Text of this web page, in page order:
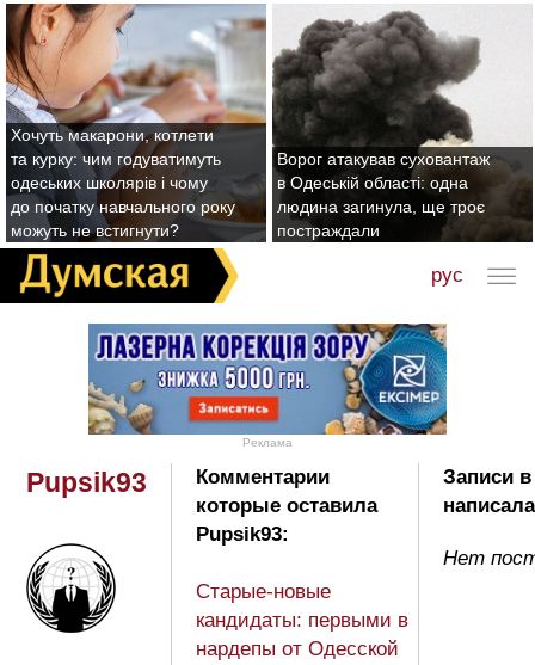
Хочуть макарони, котлети
та курку: чим годуватимуть
одеських школярів і чому
до початку навчального року
можуть не встигнути?
Ворог атакував суховантаж
в Одеській області: одна
людина загинула, ще троє
постраждали
рус
Реклама
Pupsik93
Комментарии
которые оставила
Pupsik93:
Старые-новые
кандидаты: первыми в
нардепы от Одесской
Записи
Нет